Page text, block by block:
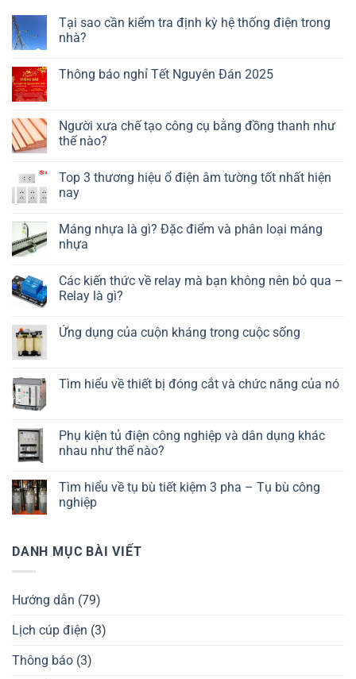
Tại sao cần kiểm tra định kỳ hệ thống điện trong
nhà?
Thông báo nghỉ Tết Nguyên Đán 2025
Người xưa chế tạo công cụ bằng đồng thanh như
thế nào?
Top 3 thương hiệu ổ điện âm tường tốt nhất hiện
nay
Máng nhựa là gì? Đặc điểm và phân loại máng
nhựa
Các kiến thức về relay mà bạn không nên bỏ qua –
Relay là gì?
Ứng dụng của cuộn kháng trong cuộc sống
Tìm hiểu về thiết bị đóng cắt và chức năng của nó
Phụ kiện tủ điện công nghiệp và dân dụng khác
nhau như thế nào?
Tìm hiểu về tụ bù tiết kiệm 3 pha – Tụ bù công
nghiệp
DANH MỤC BÀI VIẾT
Hướng dẫn (79)
Lịch cúp điện (3)
Thông báo (3)